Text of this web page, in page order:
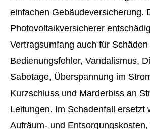
einfachen Ge­bäude­ver­si­che­rung.
Photovoltaikversicherer
Vertragsumfang auch für Schäden
Bedienungsfehler, Vandalismus,
Sabotage, Überspannung im
Kurzschluss und Marderbiss an
Leitungen. Im Schadenfall ersetzt
Aufräum- und